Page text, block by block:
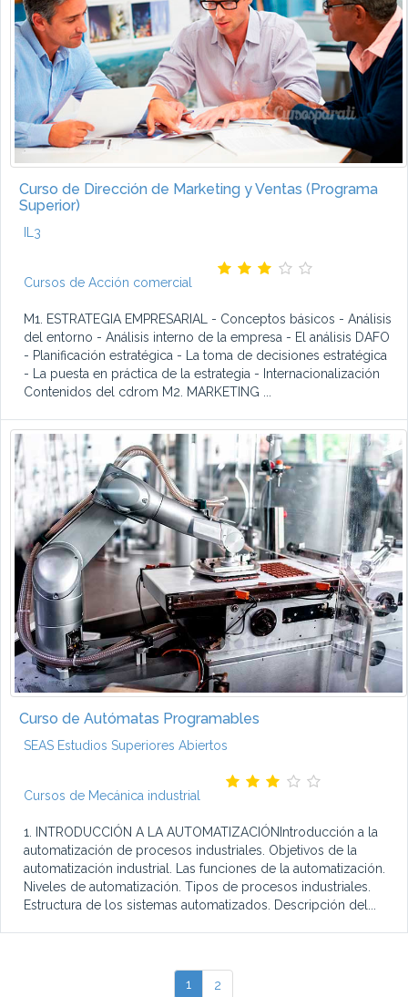
Curso de Dirección de Marketing y Ventas (Programa
Superior)
IL3
Cursos de Acción comercial
M1. ESTRATEGIA EMPRESARIAL - Conceptos básicos - Análisis
del entorno - Análisis interno de la empresa - El análisis DAFO
- Planificación estratégica - La toma de decisiones estratégica
- La puesta en práctica de la estrategia - Internacionalización
Contenidos del cdrom M2. MARKETING ...
Curso de Autómatas Programables
SEAS Estudios Superiores Abiertos
Cursos de Mecánica industrial
1. INTRODUCCIÓN A LA AUTOMATIZACIÓNIntroducción a la
automatización de procesos industriales. Objetivos de la
automatización industrial. Las funciones de la automatización.
Niveles de automatización. Tipos de procesos industriales.
Estructura de los sistemas automatizados. Descripción del...
1 2